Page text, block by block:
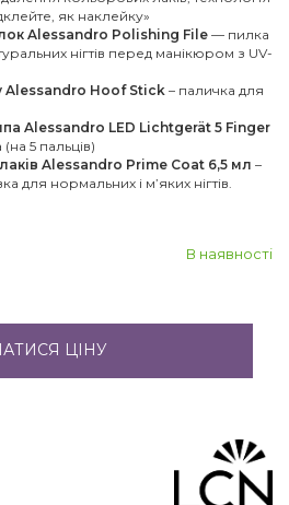
як наклейку»
Alessandro Polishing File — пилка
нігтів перед манікюром з UV-
Alessandro Hoof Stick – паличка для
Alessandro LED Lichtgerät 5 Finger
5 пальців)
Alessandro Prime Coat 6,5 мл –
для нормальних і м’яких нігтів.
В наявності
ЦІНУ